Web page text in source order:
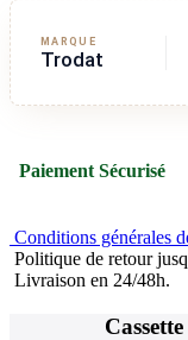
MARQUE
Trodat
Paiement Sécurisé
Conditions générales
Politique de retour
Livraison en 24/48h.